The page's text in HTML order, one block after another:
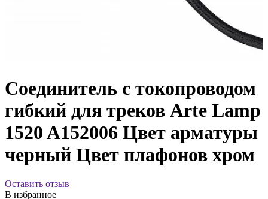
Соединитель с токопроводом
гибкий для треков Arte Lamp
1520 A152006 Цвет арматуры
черный Цвет плафонов хром
Оставить отзыв
В избранное